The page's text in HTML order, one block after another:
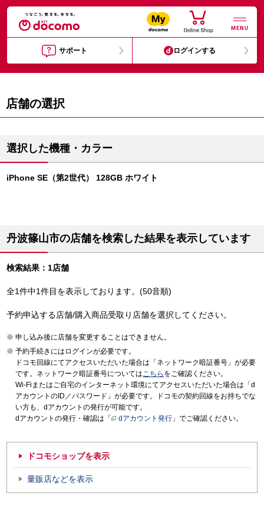
MENU
サポート ログインする
店舗の選択
選択した機種・カラー
iPhone SE（第2世代） 128GB ホワイト
丹波篠山市の店舗を検索した結果を表示しています
検索結果：1店舗
全1件中1件目を表示しております。(50音順)
予約申込する店舗/購入商品受取り店舗を選択してください。
申し込み後に店舗を変更することはできません。
予約手続きにはログインが必要です。
ドコモ回線にてアクセスいただいた場合は「ネットワーク暗証番号」が必要
です。ネットワーク暗証番号についてはこちら をご確認ください。
Wi-Fiまたはご自宅のインターネット環境にてアクセスいただいた場合は「d
アカウントのID／パスワード」が必要です。ドコモの契約回線をお持ちでな
い方も、dアカウントの発行が可能です。
dアカウントの発行・確認は「
dアカウント発行 」でご確認ください。
ドコモショップを表示
量販店などを表示